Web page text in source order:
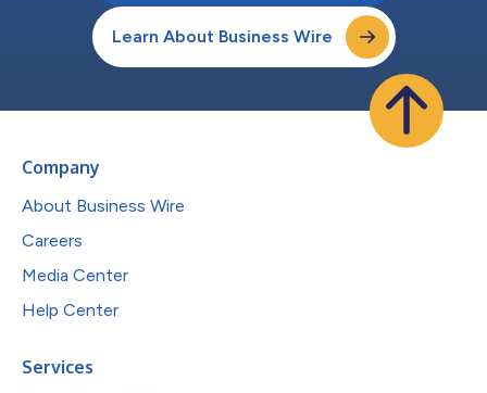
Learn About Business Wire
Company
About Business Wire
Careers
Media Center
Help Center
Services